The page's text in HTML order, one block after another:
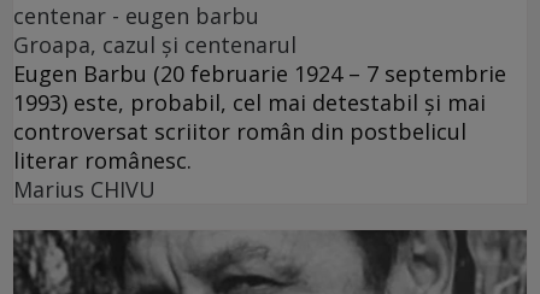
centenar - eugen barbu
Groapa, cazul și centenarul
Eugen Barbu (20 februarie 1924 – 7 septembrie
1993) este, probabil, cel mai detestabil și mai
controversat scriitor român din postbelicul
literar românesc.
Marius CHIVU